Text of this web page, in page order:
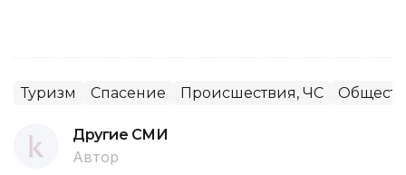
Туризм Спасение Происшествия, ЧС
Другие СМИ
Автор